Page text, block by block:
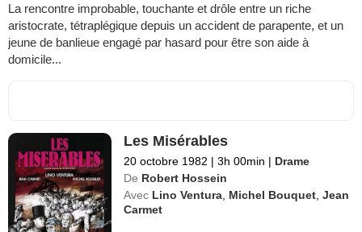
La rencontre improbable, touchante et drôle entre un riche
aristocrate, tétraplégique depuis un accident de parapente, et un
jeune de banlieue engagé par hasard pour être son aide à
domicile...
Les Misérables
20 octobre 1982 | 3h 00min | Drame
De Robert Hossein
Avec Lino Ventura Michel Bouquet ,Jean
Carmet